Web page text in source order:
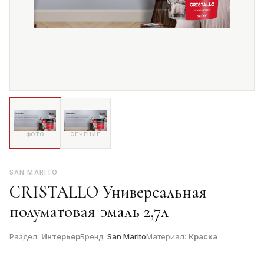
ФОТО СЕЧЕНИЕ
SAN MARITO
CRISTALLO Универсальная
полуматовая эмаль 2,7л
Раздел: ИнтерьерБренд: San MaritoМатериал: Краска